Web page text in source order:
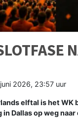
2026, 23:57 uur
elftal is het
in Dallas op weg